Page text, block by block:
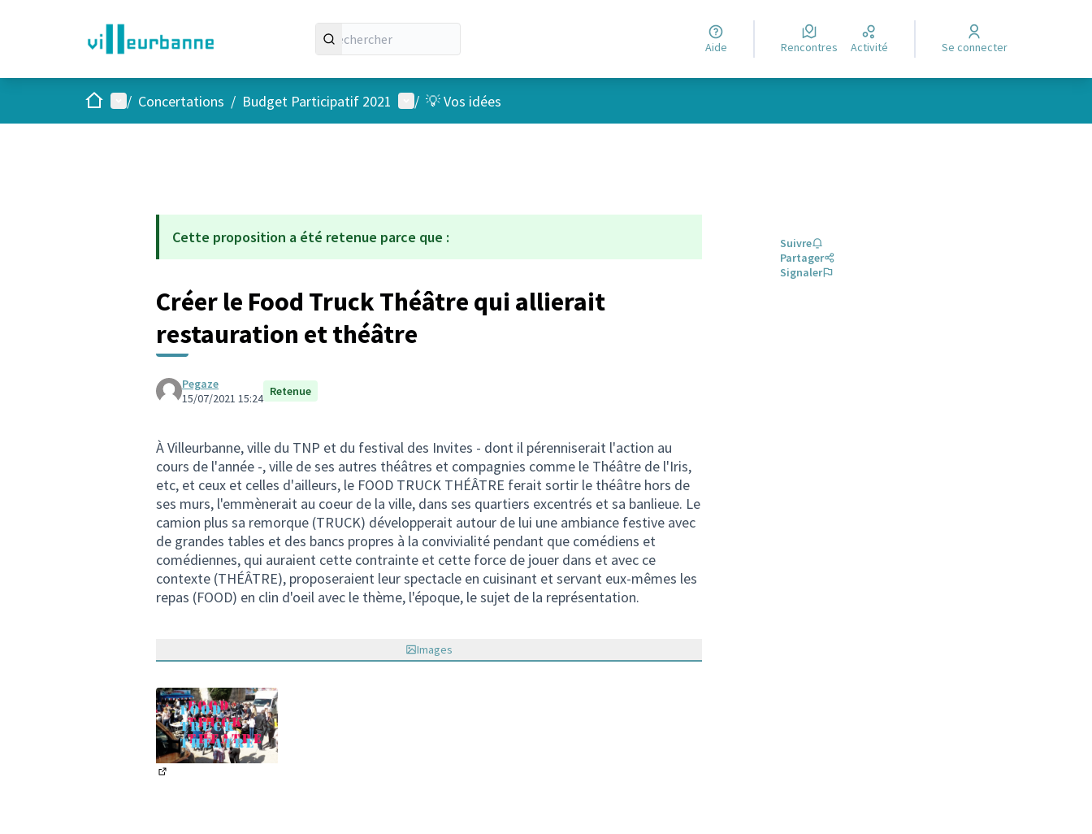
Aide Rencontres Activité Se connecter
AccueilMenu principal
/ Concertations / Budget Participatif 2021 Menu utilisateur
/ 💡 Vos idées
Cette proposition a été retenue parce que :
Créer le Food Truck Théâtre qui allierait
restauration et théâtre
Pegaze
15/07/2021 15:24 Retenue
À Villeurbanne, ville du TNP et du festival des Invites - dont il pérenniserait l'action au
cours de l'année -, ville de ses autres théâtres et compagnies comme le Théâtre de l'Iris,
etc, et ceux et celles d'ailleurs, le FOOD TRUCK THÉÂTRE ferait sortir le théâtre hors de
ses murs, l'emmènerait au coeur de la ville, dans ses quartiers excentrés et sa banlieue. Le
camion plus sa remorque (TRUCK) développerait autour de lui une ambiance festive avec
de grandes tables et des bancs propres à la convivialité pendant que comédiens et
comédiennes, qui auraient cette contrainte et cette force de jouer dans et avec ce
contexte (THÉÂTRE), proposeraient leur spectacle en cuisinant et servant eux-mêmes les
repas (FOOD) en clin d'oeil avec le thème, l'époque, le sujet de la représentation.
Images
Suivre
Partager
Signaler